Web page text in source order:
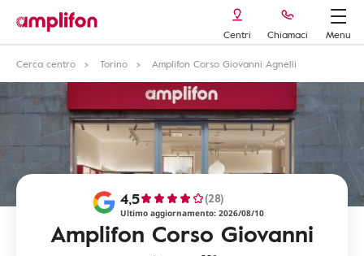
Centri Chiamaci
Menu
Cerca centro
Torino Amplifon Corso Giovanni Agnelli
Amplifon Corso Giovanni
4,5 (28)
Ultimo aggiornamento: 2026/08/10